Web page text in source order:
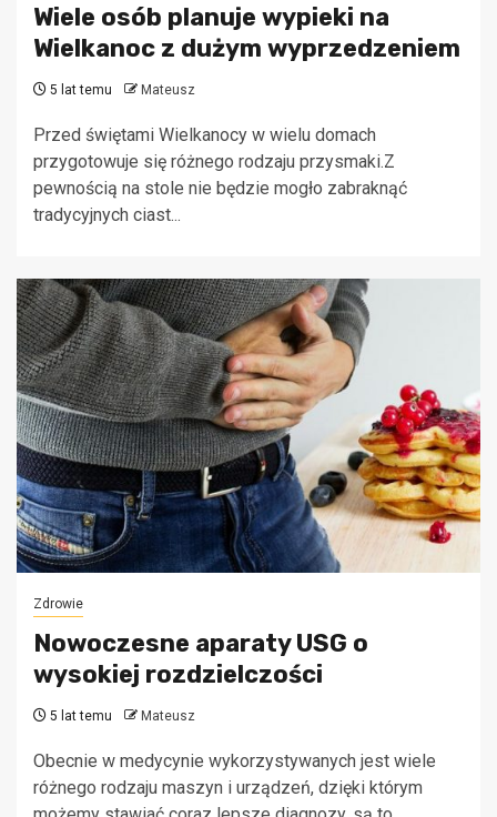
Wiele osób planuje wypieki na
Wielkanoc z dużym wyprzedzeniem
5 lat temu Mateusz
Przed świętami Wielkanocy w wielu domach
przygotowuje się różnego rodzaju przysmaki.Z
pewnością na stole nie będzie mogło zabraknąć
tradycyjnych ciast...
Zdrowie
Nowoczesne aparaty USG o
wysokiej rozdzielczości
5 lat temu Mateusz
Obecnie w medycynie wykorzystywanych jest wiele
różnego rodzaju maszyn i urządzeń, dzięki którym